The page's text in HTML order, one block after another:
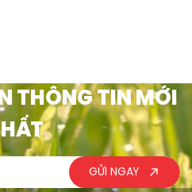
THÔNG TIN MỚI
GỬI NGAY